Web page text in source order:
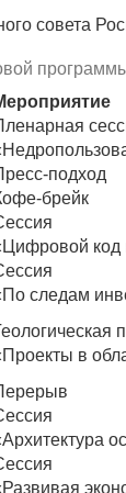
совета
подход
брейк
код
следам
в